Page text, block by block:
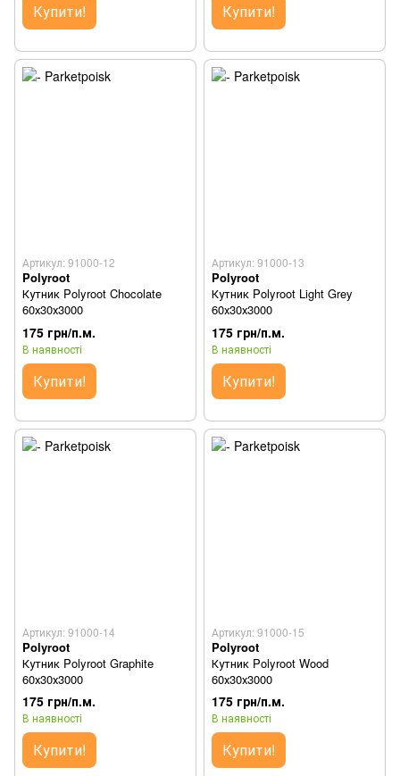
Купити! Купити!
Артикул: 91000-12
Polyroot
Кутник Polyroot Chocolate
60х30х3000
175 грн/п.м.
В наявності
Купити!
Артикул: 91000-13
Polyroot
Кутник Polyroot Light Grey
60х30х3000
175 грн/п.м.
В наявності
Купити!
Артикул: 91000-14
Polyroot
Кутник Polyroot Graphite
60х30х3000
175 грн/п.м.
В наявності
Купити!
Артикул: 91000-15
Polyroot
Кутник Polyroot Wood
60х30х3000
175 грн/п.м.
В наявності
Купити!